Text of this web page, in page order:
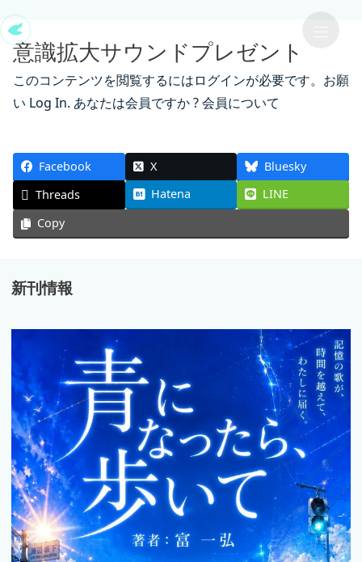
意識拡大サウンドプレゼント
このコンテンツを閲覧するにはログインが必要です。お願
い Log In. あなたは会員ですか ?会員について
Facebook X
Bluesky
Threads
Hatena
LINE
Copy
新刊情報